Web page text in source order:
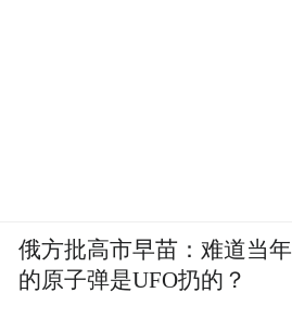
俄方批高市早苗：难道当年
的原子弹是UFO扔的？